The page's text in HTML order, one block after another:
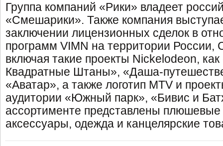
Группа компаний «Рики» владеет
«Смешарики». Также компания
заключении лицензионных сделок в
программ VIMN на территории России,
включая такие проекты Nickelodeon,
Квадратные Штаны», «Даша-
«Аватар», а также логотип MTV и
аудитории «Южный парк», «Бивис и
ассортименте представлены плюшевые
аксессуары, одежда и канцелярские